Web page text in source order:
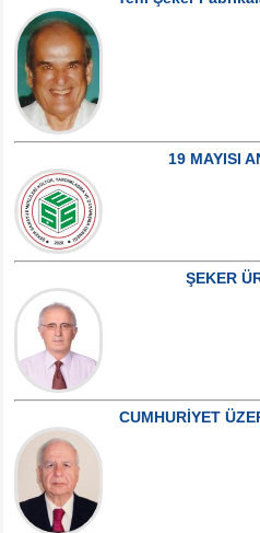
19 MAYISI
ŞEKER
CUMHURİYET